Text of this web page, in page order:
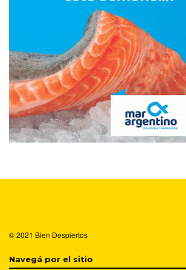
© 2021 Bien Despiertos
Navegá por el sitio